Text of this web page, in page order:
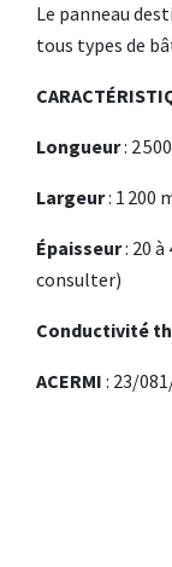
Le panneau
tous types de
Longueur: 2
Largeur: 1 200
Épaisseur: 20
consulter)
Conductivité
ACERMI : 23/